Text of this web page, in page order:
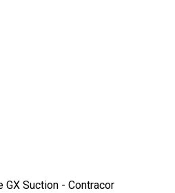
Suction - Contracor